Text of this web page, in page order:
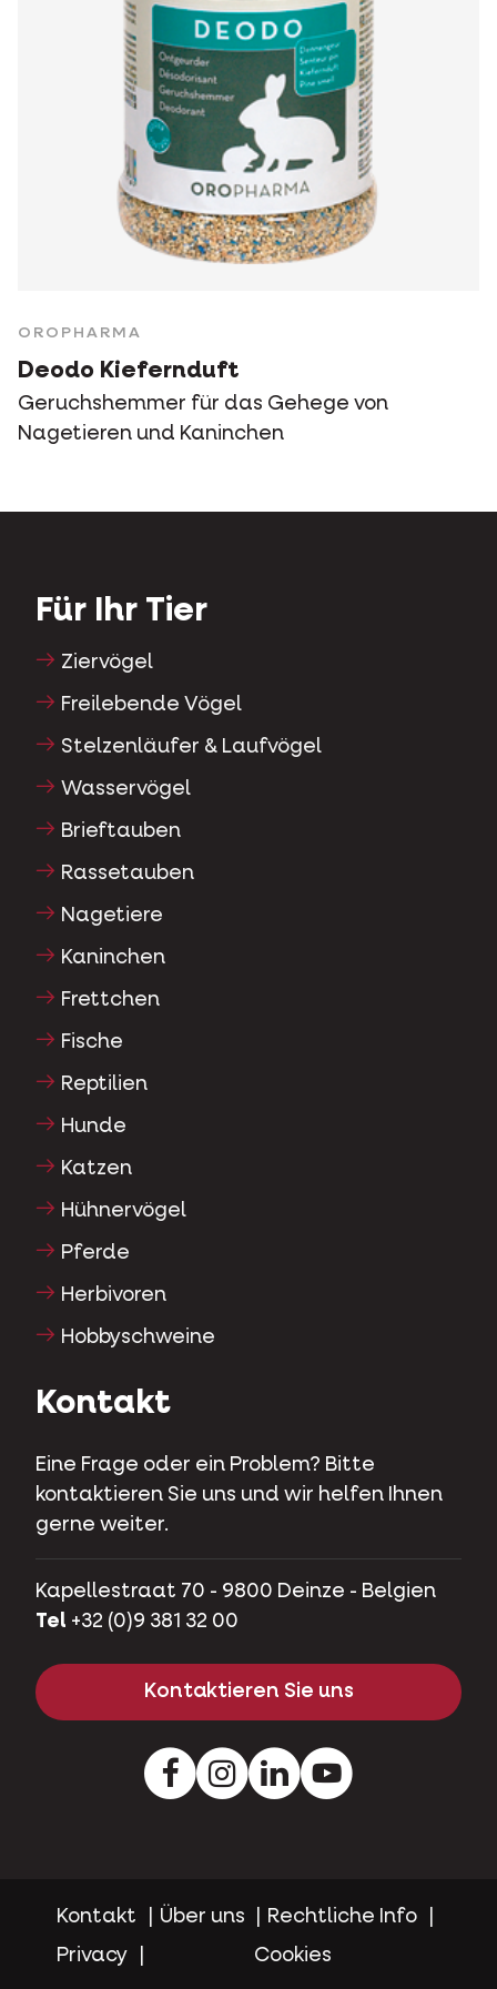
OROPHARMA
Deodo Kiefernduft
Geruchshemmer für das Gehege von
Nagetieren und Kaninchen
Für Ihr Tier
Ziervögel
Freilebende Vögel
Stelzenläufer & Laufvögel
Wasservögel
Brieftauben
Rassetauben
Nagetiere
Kaninchen
Frettchen
Fische
Reptilien
Hunde
Katzen
Hühnervögel
Pferde
Herbivoren
Hobbyschweine
Kontakt
Eine Frage oder ein Problem? Bitte
kontaktieren Sie uns und wir helfen Ihnen
gerne weiter.
Kapellestraat 70 - 9800 Deinze - Belgien
Tel +32 (0)9 381 32 00
Kontaktieren Sie uns
FacebookInstagramLinkedInYoutube
Kontakt Über uns
Rechtliche Info
Privacy
Cookies